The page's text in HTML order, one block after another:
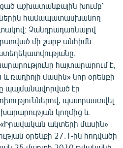
աշխատանքային խումբ՝
համապատասխանող
Չանդրադառնալով
մի շարք անհիմն
հայտարարում է,
ռադիոյի մասին» նոր օրենքի
պայմանավորված էր
պատրաստվել
կողմից և
ակտերի մասին»
օրենքի 27.1-ին հոդվածի